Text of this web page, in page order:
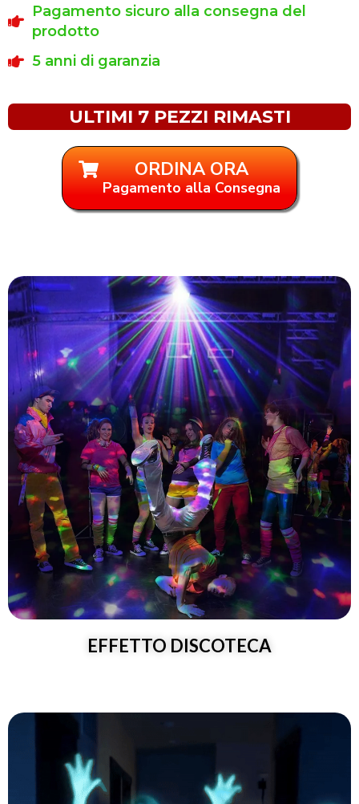
Pagamento sicuro alla consegna del
prodotto
5 anni di garanzia
ULTIMI 7 PEZZI RIMASTI
ORDINA ORA
Pagamento alla Consegna
EFFETTO DISCOTECA